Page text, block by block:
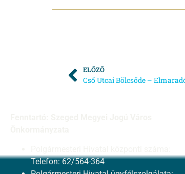
ELŐZŐ
Telefon: 62/564-364